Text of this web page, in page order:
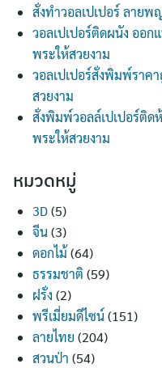
สั่งทำวอลเปเปอร์ ลาย
วอลเปเปอร์ติดผนัง ออ
พระให้สวยงาม
วอลเปเปอร์สั่งพิมพ์ราค
สวยงาม
สั่งพิมพ์วอลล์เปเปอร์ติ
พระให้สวยงาม
หมวดหมู่
3D(5)
จีน(3)
ดอกไม้ (64)
ธรรมชาติ (59)
ฝรั่ง (2)
พรีเมี่ยมดีไซน์(151)
ลายไทย (204)
สวนป่า (54)